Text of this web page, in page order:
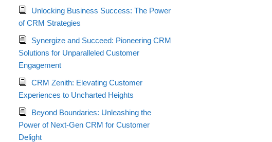
Unlocking Business Success: The Power
of CRM Strategies
Synergize and Succeed: Pioneering CRM
Solutions for Unparalleled Customer
Engagement
CRM Zenith: Elevating Customer
Experiences to Uncharted Heights
Beyond Boundaries: Unleashing the
Power of Next-Gen CRM for Customer
Delight